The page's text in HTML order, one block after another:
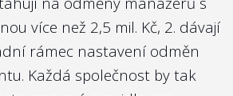
více než 2,5 mil. Kč, 2. dávají
rámec nastavení odměn
Každá společnost by tak